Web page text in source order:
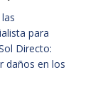
para
Directo:
daños en los